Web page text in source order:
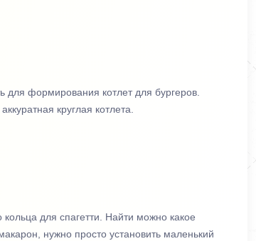
для формирования котлет для бургеров.
круглая котлета.
для спагетти. Найти можно какое
нужно просто установить маленький